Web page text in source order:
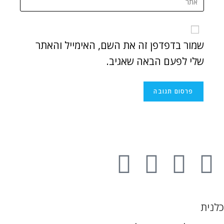
שמור בדפדפן זה את השם, האימייל והאתר
שלי לפעם הבאה שאגיב.
כלנית